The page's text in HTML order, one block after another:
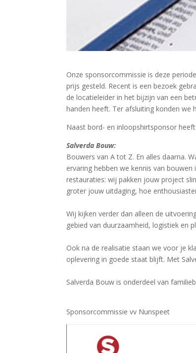
Onze sponsorcommissie is deze
prijs gesteld. Recent is een bezoek
de locatieleider in het bijzijn van een
handen heeft. Ter afsluiting konden we
Naast bord- en inloopshirtsponsor
Salverda Bouw:
Bouwers van A tot Z. En alles daarna.
ervaring hebben we kennis van
restauraties: wij pakken jouw project
groter jouw uitdaging, hoe
Wij kijken verder dan alleen de
gebied van duurzaamheid, logistiek en
Ook na de realisatie staan we voor je
oplevering in goede staat blijft. Met
Salverda Bouw is onderdeel van
Sponsorcommissie vv Nunspeet